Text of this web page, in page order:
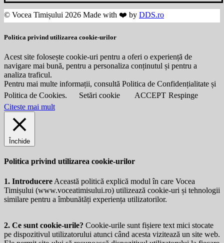
© Vocea Timișului 2026 Made with ❤️ by DDS.ro
Politica privind utilizarea cookie-urilor
Acest site folosește cookie-uri pentru a oferi o experiență de
navigare mai bună, pentru a personaliza conținutul și pentru a
analiza traficul.
Pentru mai multe informații, consultă Politica de Confidențialitate și
Politica de Cookies.
Setări cookie ACCEPT Respinge
Citeste mai mult
Închide
Politica privind utilizarea cookie-urilor
1. Introducere Această politică explică modul în care Vocea
Timișului (www.voceatimisului.ro) utilizează cookie-uri și tehnologii
similare pentru a îmbunătăți experiența utilizatorilor.
2. Ce sunt cookie-urile? Cookie-urile sunt fișiere text mici stocate
pe dispozitivul utilizatorului atunci când acesta vizitează un site web.